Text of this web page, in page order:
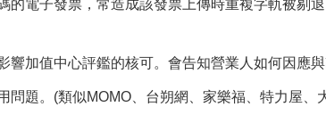
的電子發票，常造成該發票上傳時重複字軌被剔
加值中心評鑑的核可。會告知營業人如何因應與
問題。(類似MOMO、台朔網、家樂福、特力屋、